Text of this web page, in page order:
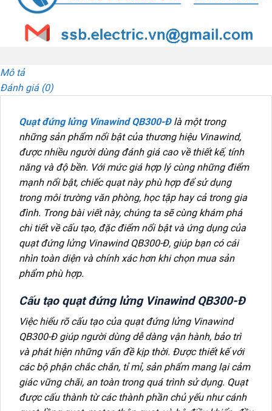
Mô tả
Đánh giá (0)
Quạt đứng lửng Vinawind QB300-Đlà một trong
những sản phẩm nổi bật của thương hiệu Vinawind,
được nhiều người dùng đánh giá cao về thiết kế, tính
năng và độ bền. Với mức giá hợp lý cùng những điểm
mạnh nổi bật, chiếc quạt này phù hợp để sử dụng
trong môi trường văn phòng, học tập hay cả trong gia
đình. Trong bài viết này, chúng ta sẽ cùng khám phá
chi tiết về cấu tạo, đặc điểm nổi bật và ứng dụng của
quạt đứng lửng Vinawind QB300-Đ, giúp bạn có cái
nhìn toàn diện và chính xác hơn khi chọn mua sản
phẩm phù hợp.
Cấu tạo quạt đứng lửng Vinawind QB300-Đ
Việc hiểu rõ cấu tạo của quạt đứng lửng Vinawind
QB300-Đ giúp người dùng dễ dàng vận hành, bảo trì
và phát hiện những vấn đề kịp thời. Được thiết kế với
các bộ phận chắc chắn, tỉ mỉ, sản phẩm mang lại cảm
giác vững chãi, an toàn trong quá trình sử dụng. Quạt
được cấu thành từ các thành phần chủ yếu như cánh